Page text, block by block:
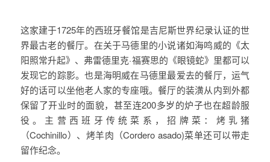
这家建于1725年的西班牙餐馆是吉尼斯世界纪录认证的世
界最古老的餐厅。在关于马德里的小说诸如海鸣威的《太
阳照常升起》、弗雷德里克·福赛思的《眼镜蛇》里都可以
发现它的踪影。也是海明威在马德里最爱去的餐厅，运气
好的话可以坐他老人家的专座哦。餐厅的装潢从内到外都
保留了开业时的面貌，甚至连200多岁的炉子也在超龄服
役。主营西班牙传统菜系，招牌菜：烤乳猪
（Cochinillo）、烤羊肉（Cordero asado)菜单还可以带走
留作纪念。